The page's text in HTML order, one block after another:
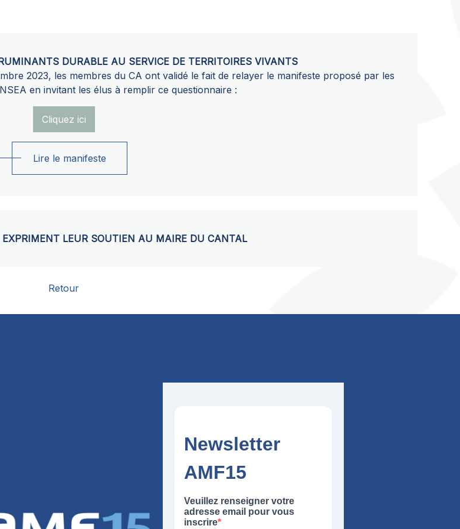
DURABLE AU SERVICE DE TERRITOIRES VIVANTS
2023, les membres du CA ont validé le fait de relayer le manifeste proposé par les
en invitant les élus à remplir ce questionnaire :
Cliquez ici
Lire le manifeste
LEUR SOUTIEN AU MAIRE DU CANTAL
Retour